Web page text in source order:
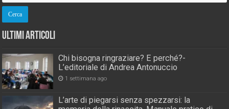
Ultimi Articoli
Chi bisogna ringraziare? E perché?-
L’editoriale di Andrea Antonuccio
1 settimana ago
L’arte di piegarsi senza spezzarsi: la